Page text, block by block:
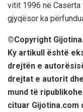
vitit 1996 në
gjyqësor ka
©️Copyright
Ky artikull është
drejtën e
drejtat e autorit
mund të
cituar Gijotina.com